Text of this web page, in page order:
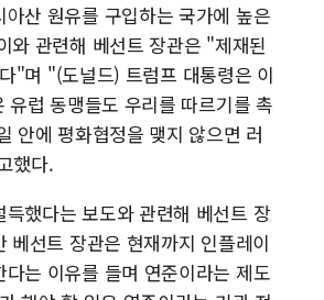
산 원유를 구입하는 국가에 높은
와 관련해 베선트 장관은 "제재된
"며 "(도널드) 트럼프 대통령은 이
럽 동맹들도 우리를 따르기를 촉
안에 평화협정을 맺지 않으면 러
했다.
했다는 보도와 관련해 베선트 장
선트 장관은 현재까지 인플레이
는 이유를 들며 연준이라는 제도